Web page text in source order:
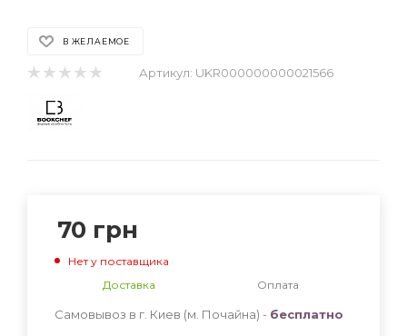
В ЖЕЛАЕМОЕ
Артикул: UKR000000000021566
70 грн
Нет у поставщика
Доставка
Оплата
Самовывоз в г. Киев (м. Почайна) - бесплатно